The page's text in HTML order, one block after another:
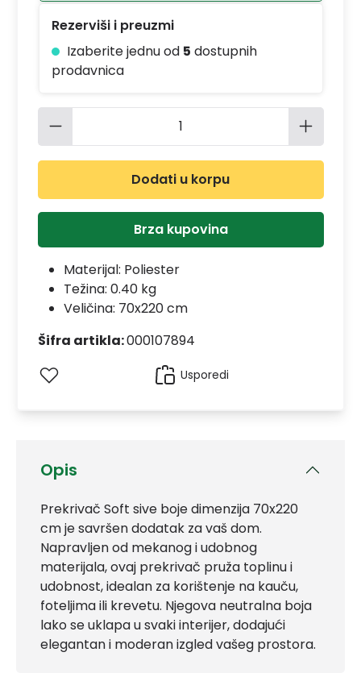
Opis
Prekrivač Soft sive boje dimenzija 70x220
cm je savršen dodatak za vaš dom.
Napravljen od mekanog i udobnog
materijala, ovaj prekrivač pruža toplinu i
udobnost, idealan za korištenje na kauču,
foteljima ili krevetu. Njegova neutralna boja
lako se uklapa u svaki interijer, dodajući
elegantan i moderan izgled vašeg prostora.
Rezerviši i preuzmi
Izaberite jednu od 5 dostupnih
prodavnica
Količina proizvoda: Unesite
Dodati u korpu
Brza kupovina
Materijal: Poliester
Težina: 0.40 kg
Veličina: 70x220 cm
Šifra artikla:000107894
Usporedi